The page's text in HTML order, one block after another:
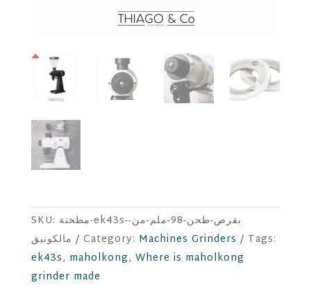
SKU: مطحنة-ek43s-بقرص-طحن-98-ملم-من-
مالكونيق
Category: Machines Grinders
Tags:
ek43s, maholkong, Where is maholkong
grinder made